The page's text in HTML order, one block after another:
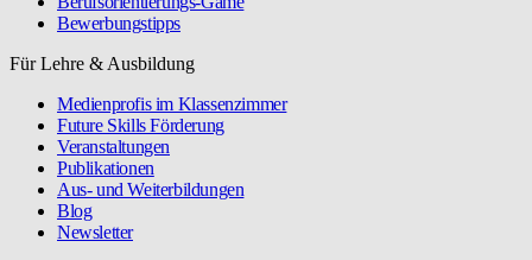
Bewerbungstipps
Für Lehre & Ausbildung
Medienprofis im Klassenzimmer
Future Skills Förderung
Veranstaltungen
Publikationen
Aus- und Weiterbildungen
Blog
Newsletter